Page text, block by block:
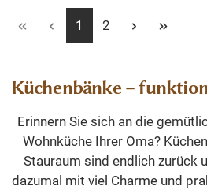
Seite
1 Seite
2
Küchenbänke –
Erinnern Sie sich an die
Wohnküche Ihrer Oma?
Stauraum sind endlich zurück
dazumal mit viel Charme und